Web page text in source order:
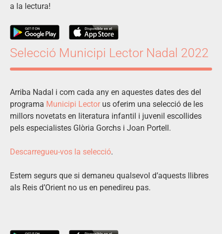
a la lectura!
Selecció Municipi Lector Nadal 2022
Arriba Nadal i com cada any en aquestes dates des del
programa Municipi Lector us oferim una selecció de les
millors novetats en literatura infantil i juvenil escollides
pels especialistes Glòria Gorchs i Joan Portell.
Descarregueu-vos la selecció.
Estem segurs que si demaneu qualsevol d’aquests llibres
als Reis d’Orient no us en penedireu pas.